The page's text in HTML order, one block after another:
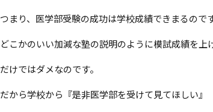
つまり、医学部受験の成功は学校成績できまるのです
どこかのいい加減な塾の説明のように模試成績を上
だけではダメなのです。
だから学校から『是非医学部を受けて見てほしい』